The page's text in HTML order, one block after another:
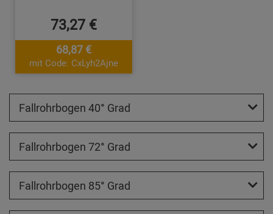
73,27 €
68,87 €
mit Code: CxLyh2Ajne
Fallrohrbogen 40° Grad
Fallrohrbogen 72° Grad
Fallrohrbogen 85° Grad